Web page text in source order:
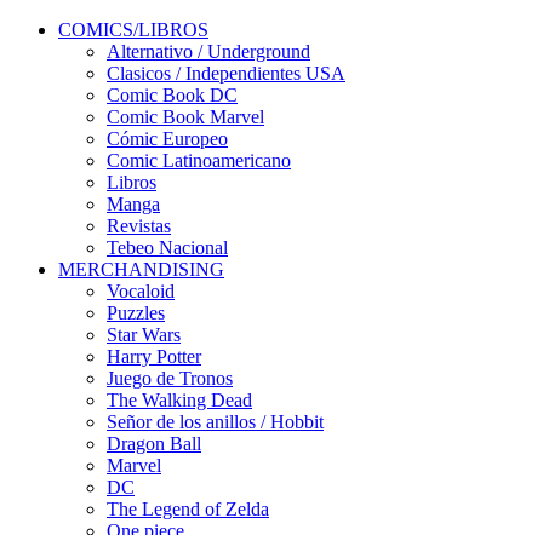
COMICS/LIBROS
Alternativo / Underground
Clasicos / Independientes USA
Comic Book DC
Comic Book Marvel
Cómic Europeo
Comic Latinoamericano
Libros
Manga
Revistas
Tebeo Nacional
MERCHANDISING
Vocaloid
Puzzles
Star Wars
Harry Potter
Juego de Tronos
The Walking Dead
Señor de los anillos / Hobbit
Dragon Ball
Marvel
DC
The Legend of Zelda
One piece